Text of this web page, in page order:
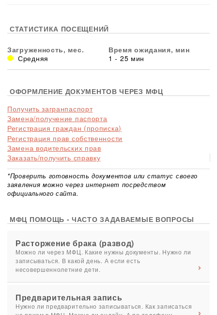
СТАТИСТИКА ПОСЕЩЕНИЙ
Загруженность, мес.
Средняя
Время ожидания, мин
1 - 25 мин
ОФОРМЛЕНИЕ ДОКУМЕНТОВ ЧЕРЕЗ МФЦ
Получить загранпаспорт
Замена/получение паспорта
Регистрация граждан (прописка)
Регистрация прав собственности
Замена водительских прав
Заказать/получить справку
*Проверить готовность документов или статус своего
заявления можно через интернет посредством
официального сайта.
МФЦ ПОМОЩЬ - ЧАСТО ЗАДАВАЕМЫЕ ВОПРОСЫ
Расторжение брака (развод)
Можно ли через МФЦ. Какие нужны документы. Нужно ли
записываться. В какой день. А если есть
несовершеннолетние дети.
Предварительная запись
Нужно ли предварительно записываться. Как записаться